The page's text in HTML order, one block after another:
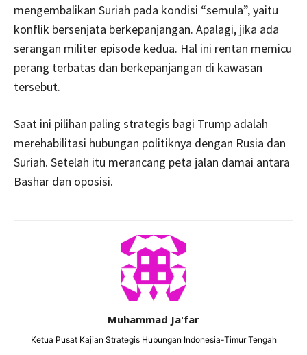
mengembalikan Suriah pada kondisi “semula”, yaitu
konflik bersenjata berkepanjangan. Apalagi, jika ada
serangan militer episode kedua. Hal ini rentan memicu
perang terbatas dan berkepanjangan di kawasan
tersebut.
Saat ini pilihan paling strategis bagi Trump adalah
merehabilitasi hubungan politiknya dengan Rusia dan
Suriah. Setelah itu merancang peta jalan damai antara
Bashar dan oposisi.
Muhammad Ja'far
Ketua Pusat Kajian Strategis Hubungan Indonesia-Timur Tengah